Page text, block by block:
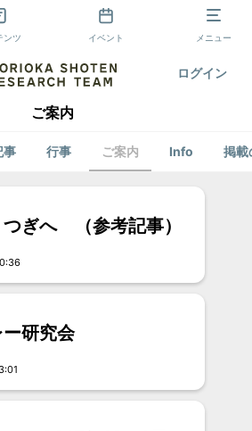
ンツ イベント メニュー
ログイン
ご案内
事 行事 ご案内 Info 掲載
ぎへ （参考記事）
研究会